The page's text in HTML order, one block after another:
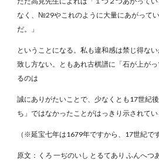
なく、№29やこれのように大量にあがって
だ。」
ということになる。私も違和感は禁じ得な
致し方ない。ともあれ古棋譜に「石が上が
るのは
誠にありがたいことで、少なくとも17世紀
ち」ではなかったことがはっきり示されてい
（※延宝七年は1679年ですから、17世紀で
原文：くろ 一ぢのいし とるてあり ふんへつ